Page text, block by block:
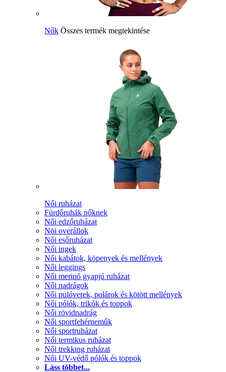
Nők Összes termék megtekintése
Női ruházat
Fürdőruhák nőknek
Női edzőruházat
Nöi overállok
Női esőruházat
Női ingek
Női kabátok, köpenyek és mellények
Női leggings
Női merinó gyapjú ruházat
Női nadrágok
Női pulóverek, polárok és kötött mellények
Női pólók, trikók és toppok
Női rövidnadrág
Női sportfehérneműk
Női sportruházat
Női termikus ruházat
Női trekking ruházat
Női UV-védő pólók és toppok
Láss többet...